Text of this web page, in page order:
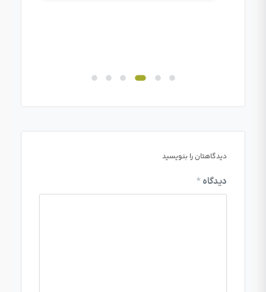
دیدگاهتان را بنویسید
دیدگاه*